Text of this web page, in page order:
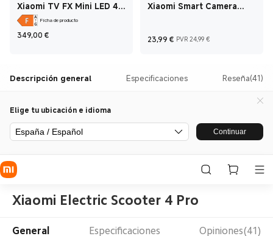
Xiaomi TV FX Mini LED 43
43 InchFicha de producto
349,00 €
Xiaomi Smart Camera
23,99 € Current Price €23,99
PVR 24,99 €
Descripción general Especificaciones Reseña(41)